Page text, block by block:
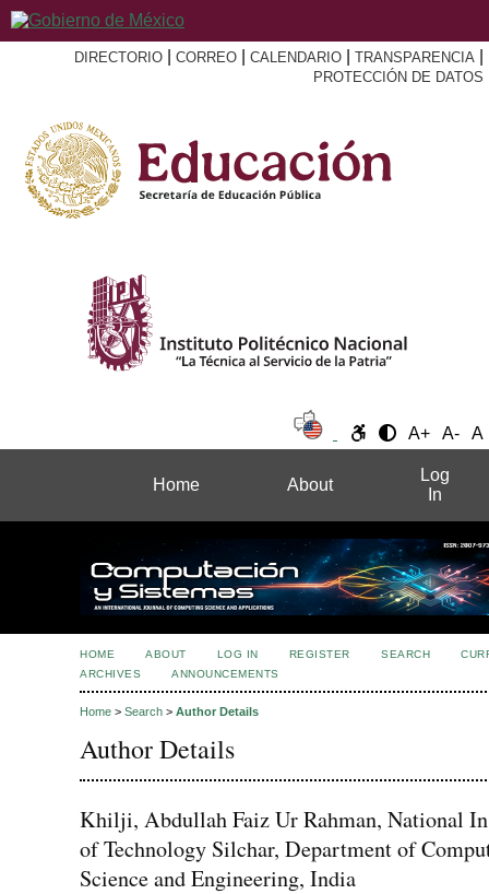
DIRECTORIO CORREO CALENDARIO TRANSPARENCIA
PROTECCIÓN DE DATOS
A+ A- A
Home About
Log
In
HOME ABOUT LOG IN REGISTER SEARCH
ARCHIVES
ANNOUNCEMENTS
Home > Search > Author Details
Author Details
Khilji, Abdullah Faiz Ur Rahman, National
of Technology Silchar, Department of
Science and Engineering, India